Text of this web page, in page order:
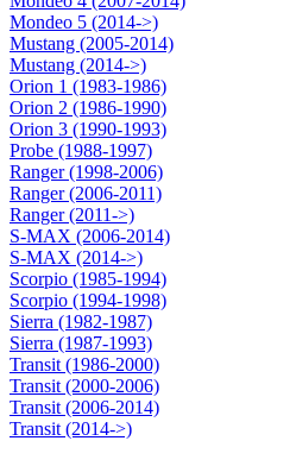
Mondeo 5 (2014->)
Mustang (2005-2014)
Mustang (2014->)
Orion 1 (1983-1986)
Orion 2 (1986-1990)
Orion 3 (1990-1993)
Probe (1988-1997)
Ranger (1998-2006)
Ranger (2006-2011)
Ranger (2011->)
S-MAX (2006-2014)
S-MAX (2014->)
Scorpio (1985-1994)
Scorpio (1994-1998)
Sierra (1982-1987)
Sierra (1987-1993)
Transit (1986-2000)
Transit (2000-2006)
Transit (2006-2014)
Transit (2014->)